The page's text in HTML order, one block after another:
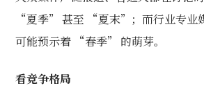
“夏季” 甚至 “夏末”；而行业专业
可能预示着 “春季” 的萌芽。
看竞争格局